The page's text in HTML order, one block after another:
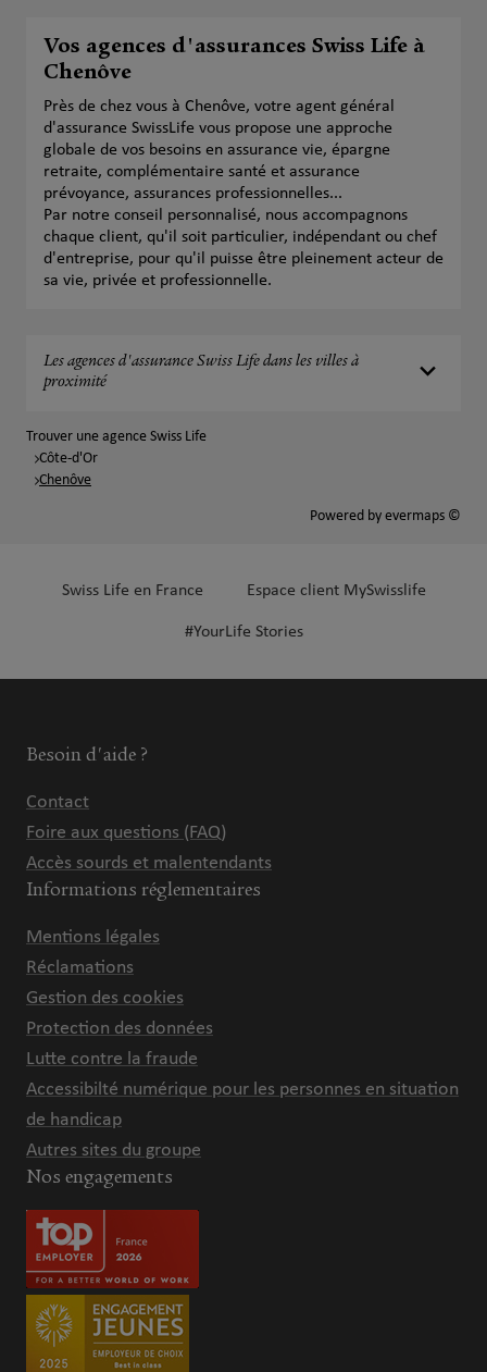
Vos agences d'assurances Swiss Life à
Chenôve
Près de chez vous à Chenôve, votre agent général
d'assurance SwissLife vous propose une approche
globale de vos besoins en assurance vie, épargne
retraite, complémentaire santé et assurance
prévoyance, assurances professionnelles...
Par notre conseil personnalisé, nous accompagnons
chaque client, qu'il soit particulier, indépendant ou chef
d'entreprise, pour qu'il puisse être pleinement acteur de
sa vie, privée et professionnelle.
Les agences d'assurance Swiss Life dans les villes à
proximité
Trouver une agence Swiss Life
Côte-d'Or
Chenôve
Powered by evermaps ©
Swiss Life en France Espace client MySwisslife
#YourLife Stories
Besoin d'aide ?
Contact
Foire aux questions (FAQ)
Accès sourds et malentendants
Informations réglementaires
Mentions légales
Réclamations
Gestion des cookies
Protection des données
Lutte contre la fraude
Accessibilté numérique pour les personnes en situation
de handicap
Autres sites du groupe
Nos engagements